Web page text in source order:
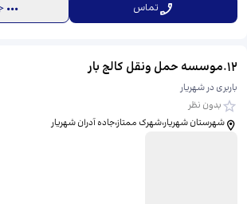
تماس
12
.موسسه حمل ونقل کالج بار
باربری در شهریار
بدون نظر
شهرستان شهریار،شهرک ممتاز،جاده آدران شهریار